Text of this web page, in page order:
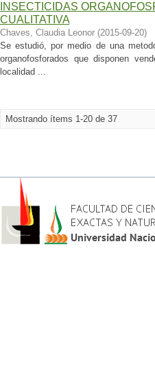
INSECTICIDAS
CUALITATIVA
Chaves, Claudia Leonor (2015-09-20)
Se estudió, por medio de una
organofosforados que disponen
localidad ...
Mostrando ítems 1-20 de 37